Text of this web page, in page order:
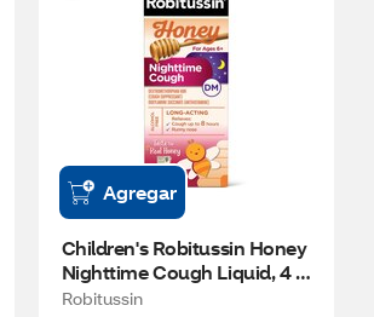
Agregar
Children's Robitussin Honey
Nighttime Cough Liquid, 4
FL OZ
Robitussin